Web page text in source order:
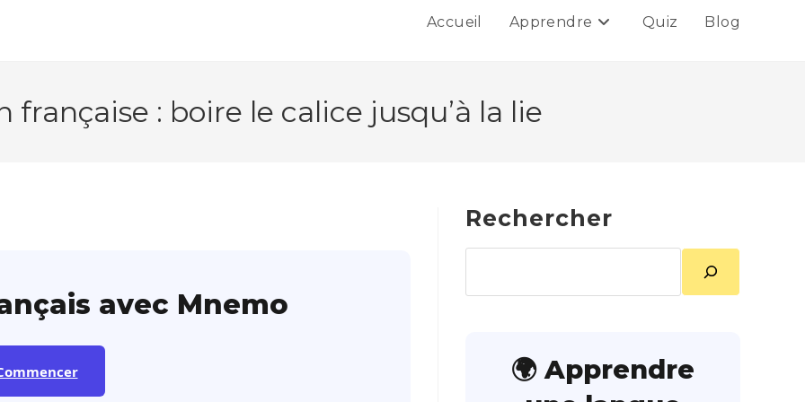
Accueil Apprendre Quiz Blog
française : boire le calice jusqu’à la lie
avec Mnemo
Rechercher
🌍 Apprendre